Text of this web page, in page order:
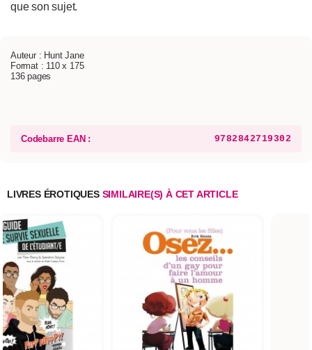
que son sujet.
Auteur : Hunt Jane
Format : 110 x 175
136 pages
Codebarre EAN : 9782842719302
LIVRES ÉROTIQUESSIMILAIRE(S) À CET ARTICLE